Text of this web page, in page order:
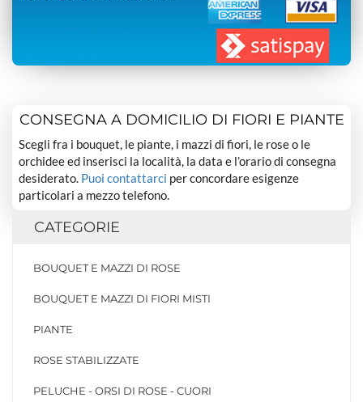
CONSEGNA A DOMICILIO DI FIORI E PIANTE
Scegli fra i bouquet, le piante, i mazzi di fiori, le rose o le
orchidee ed inserisci la località, la data e l’orario di consegna
desiderato. Puoi contattarci per concordare esigenze
particolari a mezzo telefono.
CATEGORIE
BOUQUET E MAZZI DI ROSE
BOUQUET E MAZZI DI FIORI MISTI
PIANTE
ROSE STABILIZZATE
PELUCHE - ORSI DI ROSE - CUORI